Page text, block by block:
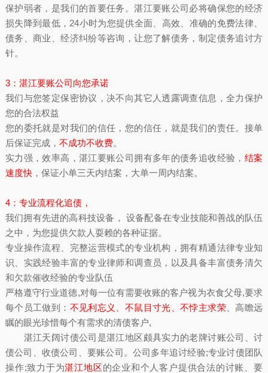
保护弱者，是我们的首要任务。湛江要账公司必将确保您的经济
损失降到最低，24小时为您提供全面、高效、准确的免费法律、
债务、商业、经济纠纷等咨询，让您了解债务，制定债务追讨方
针。
3：湛江要账公司向您承诺
我们与您签定保密协议，决不向其它人透露调查信息，全力保护
您的合法权益
您的委托就是对我们的信任，您的信任，就是我们的责任。接单
后保证完成， 不成功不收费。
实力强，效率高，湛江要账公司拥有多年的债务追收经验， 结案
速度快，保证小单三天内结案，大单一周内结案。
4：专业流程化追债，
我们拥有先进的高科技设备， 设备配备在专业技能和善战的队伍
之中，为您提供欠款人耍赖的各种证据。
专业操作流程、完整运营模式的专业机构，拥有精通法律专业知
识、实践经验丰富的专业律师和调查员，以及具备丰富债务清欠
和欠款催收经验的专业队伍
严格遵守行业道德,对每一位有需要收账的客户视为衣食父母,要求
每个员工做到： 不见利忘义、不鼠目寸光、不悖主求荣、高瞻远
瞩的眼光珍惜每个有需求的清债客户,
湛江天阔讨债公司是湛江地区颇具实力的老牌讨账公司、讨
债公司、收债公司、要账公司。公司多年追讨经验;专业讨债团队
操作;致力于为湛江地区的企业和个人客户提供合法的讨账、要